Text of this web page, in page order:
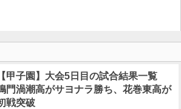
【甲子園】大会5日目の試合結果一覧
門渦潮高がサヨナラ勝ち、花巻東高が
戦突破